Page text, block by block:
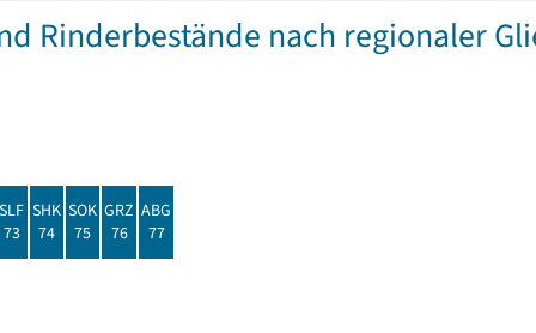
Rinderbestände nach regionaler
SLF
73
SHK
74
SOK
75
GRZ
76
ABG
77